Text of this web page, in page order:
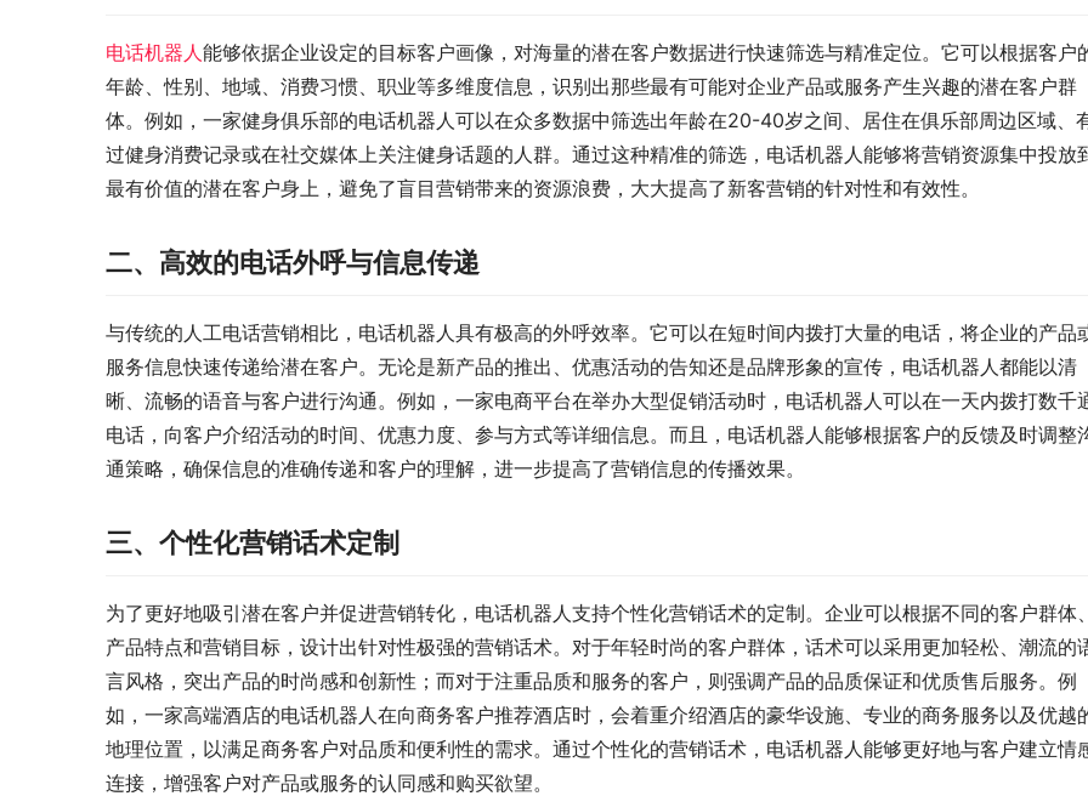
电话机器人 能够依据企业设定的目标客户画像，对海量的潜在客户数据进行快速筛选与精准定位。它可以根据客户
年龄、性别、地域、消费习惯、职业等多维度信息，识别出那些最有可能对企业产品或服务产生兴趣的潜在客户群
体。例如，一家健身俱乐部的电话机器人可以在众多数据中筛选出年龄在20-40岁之间、居住在俱乐部周边区域、
过健身消费记录或在社交媒体上关注健身话题的人群。通过这种精准的筛选，电话机器人能够将营销资源集中投放
最有价值的潜在客户身上，避免了盲目营销带来的资源浪费，大大提高了新客营销的针对性和有效性。
二、高效的电话外呼与信息传递
与传统的人工电话营销相比，电话机器人具有极高的外呼效率。它可以在短时间内拨打大量的电话，将企业的产品
服务信息快速传递给潜在客户。无论是新产品的推出、优惠活动的告知还是品牌形象的宣传，电话机器人都能以清
晰、流畅的语音与客户进行沟通。例如，一家电商平台在举办大型促销活动时，电话机器人可以在一天内拨打数千
电话，向客户介绍活动的时间、优惠力度、参与方式等详细信息。而且，电话机器人能够根据客户的反馈及时调整
通策略，确保信息的准确传递和客户的理解，进一步提高了营销信息的传播效果。
三、个性化营销话术定制
为了更好地吸引潜在客户并促进营销转化，电话机器人支持个性化营销话术的定制。企业可以根据不同的客户群体、
产品特点和营销目标，设计出针对性极强的营销话术。对于年轻时尚的客户群体，话术可以采用更加轻松、潮流的
言风格，突出产品的时尚感和创新性；而对于注重品质和服务的客户，则强调产品的品质保证和优质售后服务。例
如，一家高端酒店的电话机器人在向商务客户推荐酒店时，会着重介绍酒店的豪华设施、专业的商务服务以及优越
地理位置，以满足商务客户对品质和便利性的需求。通过个性化的营销话术，电话机器人能够更好地与客户建立情
连接，增强客户对产品或服务的认同感和购买欲望。